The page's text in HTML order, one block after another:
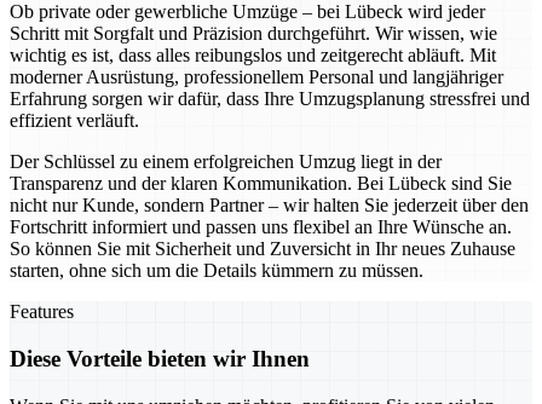
Ob private oder gewerbliche Umzüge – bei Lübeck wird jeder
Schritt mit Sorgfalt und Präzision durchgeführt. Wir wissen, wie
wichtig es ist, dass alles reibungslos und zeitgerecht abläuft. Mit
moderner Ausrüstung, professionellem Personal und langjähriger
Erfahrung sorgen wir dafür, dass Ihre Umzugsplanung stressfrei und
effizient verläuft.
Der Schlüssel zu einem erfolgreichen Umzug liegt in der
Transparenz und der klaren Kommunikation. Bei Lübeck sind Sie
nicht nur Kunde, sondern Partner – wir halten Sie jederzeit über den
Fortschritt informiert und passen uns flexibel an Ihre Wünsche an.
So können Sie mit Sicherheit und Zuversicht in Ihr neues Zuhause
starten, ohne sich um die Details kümmern zu müssen.
Features
Diese Vorteile bieten wir Ihnen